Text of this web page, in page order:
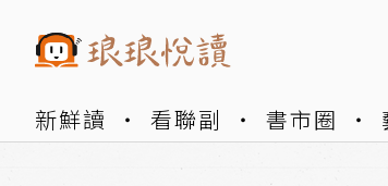
新鮮讀 看聯副 書市圈